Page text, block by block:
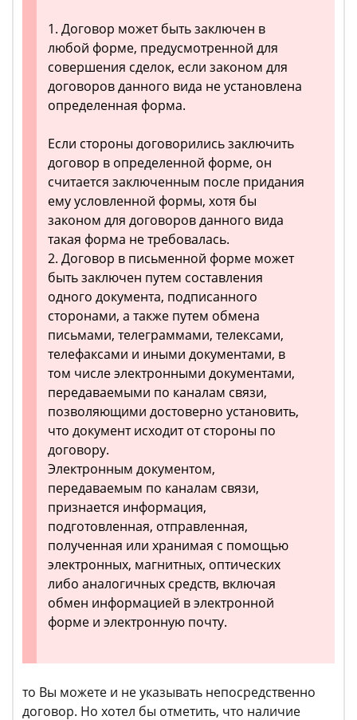
1. Договор может быть заключен в
любой форме, предусмотренной для
совершения сделок, если законом для
договоров данного вида не установлена
определенная форма.
Если стороны договорились заключить
договор в определенной форме, он
считается заключенным после придания
ему условленной формы, хотя бы
законом для договоров данного вида
такая форма не требовалась.
2. Договор в письменной форме может
быть заключен путем составления
одного документа, подписанного
сторонами, а также путем обмена
письмами, телеграммами, телексами,
телефаксами и иными документами, в
том числе электронными документами,
передаваемыми по каналам связи,
позволяющими достоверно установить,
что документ исходит от стороны по
договору.
Электронным документом,
передаваемым по каналам связи,
признается информация,
подготовленная, отправленная,
полученная или хранимая с помощью
электронных, магнитных, оптических
либо аналогичных средств, включая
обмен информацией в электронной
форме и электронную почту.
то Вы можете и не указывать непосредственно
договор. Но хотел бы отметить, что наличие